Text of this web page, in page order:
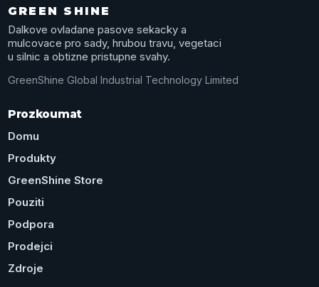
GREEN SHINE
Dalkove ovladane pasove sekacky a
mulcovace pro sady, hrubou travu, vegetaci
u silnic a obtizne pristupne svahy.
GreenShine Global Industrial Technology Limited
Prozkoumat
Domu
Produkty
GreenShine Store
Pouziti
Podpora
Prodejci
Zdroje